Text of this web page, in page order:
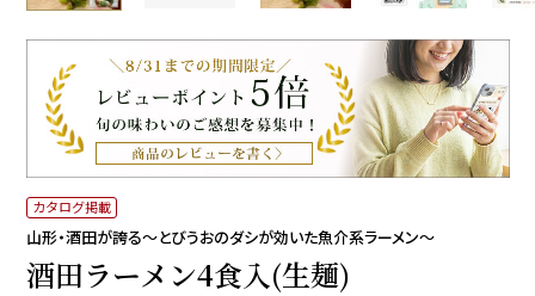
カタログ掲載
山形・酒田が誇る～とびうおのダシが効いた魚介系ラーメン～
酒田ラーメン4食入(生麺)